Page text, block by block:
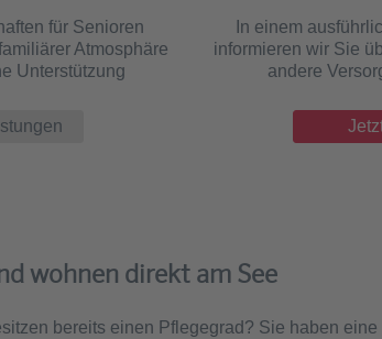
für Senioren
Atmosphäre
Unterstützung
In einem
informieren wir Sie
andere
wohnen direkt am See
bereits einen Pflegegrad? Sie haben